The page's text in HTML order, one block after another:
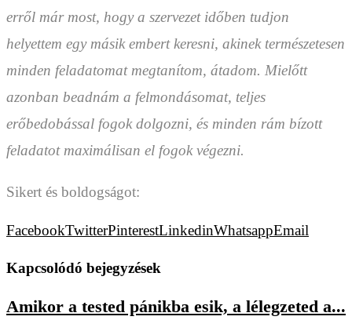
erről már most, hogy a szervezet időben tudjon
helyettem egy másik embert keresni, akinek természetesen
minden feladatomat megtanítom, átadom. Mielőtt
azonban beadnám a felmondásomat, teljes
erőbedobással fogok dolgozni, és minden rám bízott
feladatot maximálisan el fogok végezni.
Sikert és boldogságot:
FacebookTwitterPinterestLinkedinWhatsappEmail
Kapcsolódó bejegyzések
Amikor a tested pánikba esik, a lélegzeted a...